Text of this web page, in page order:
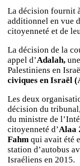
La décision fournit
additionnel en vue
citoyenneté et de
La décision de la
appel d’Adalah,
Palestiniens en
civiques en Israël
Les deux
décision du
du ministre de
citoyenneté d’Alaa
Fahm qui avait été
station d’autobus
Israéliens en 2015.